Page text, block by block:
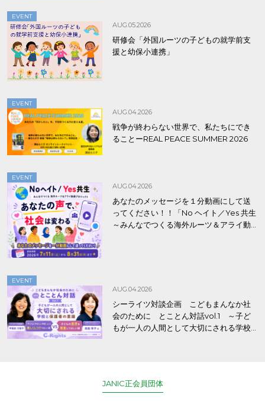
EVENT
AUG.05.2026
研修会「外国ルーツの子どもの就学前支
援と幼保小連携」
EVENT
AUG.04.2026
戦争が終わらない世界で、私たちにでき
ることーREAL PEACE SUMMER 2026
EVENT
AUG.04.2026
あなたのメッセージを１分動画にして送
ってください！！「No ヘイト／Yes 共生
～みんなでつくる海外ルーツ＆アライ動
EVENT
AUG.04.2026
シーライツ対談企画 こどもまんなか社
会のために とことん対話vol.1 ～子ど
もが一人の人間として大切にされる学校
JANIC正会員団体